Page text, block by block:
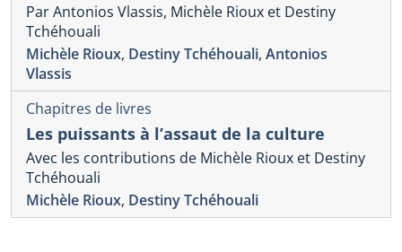
Par Antonios Vlassis, Michèle Rioux et Destiny
Tchéhouali
Michèle Rioux, Destiny Tchéhouali, Antonios
Vlassis
Chapitres de livres
Les puissants à l’assaut de la culture
Avec les contributions de Michèle Rioux et Destiny
Tchéhouali
Michèle Rioux, Destiny Tchéhouali